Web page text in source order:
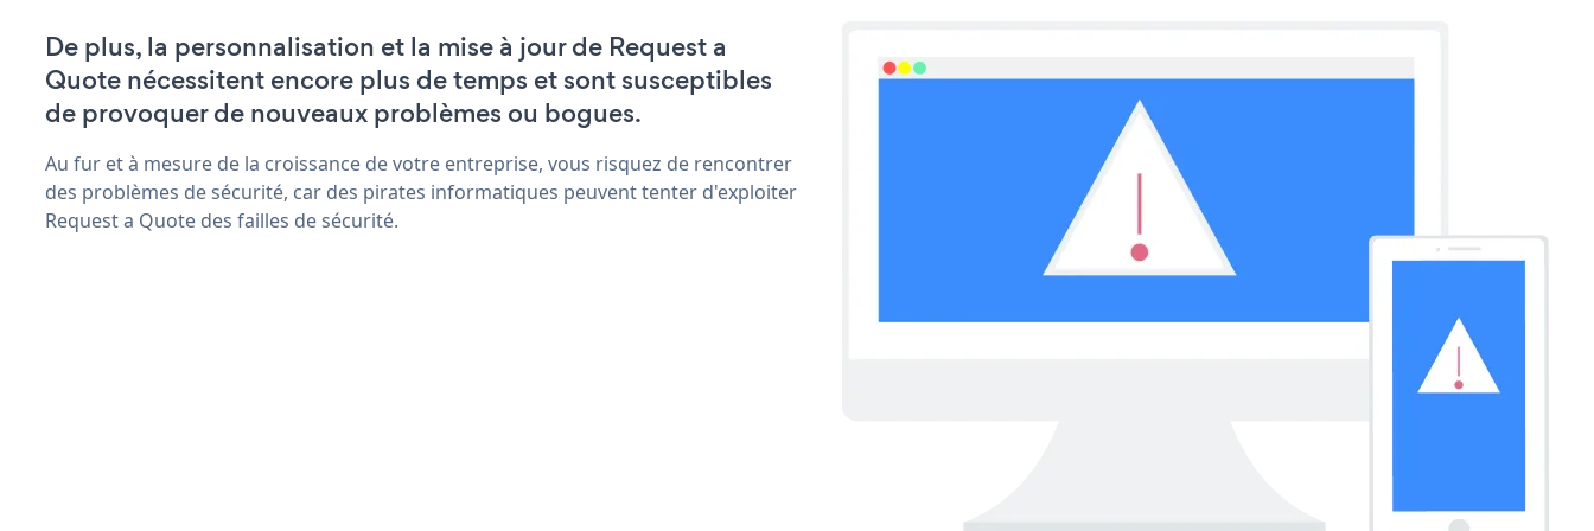
De plus, la personnalisation et la mise à jour de Request a
Quote nécessitent encore plus de temps et sont susceptibles
de provoquer de nouveaux problèmes ou bogues.
Au fur et à mesure de la croissance de votre entreprise, vous risquez de rencontrer
des problèmes de sécurité, car des pirates informatiques peuvent tenter d'exploiter
Request a Quote des failles de sécurité.